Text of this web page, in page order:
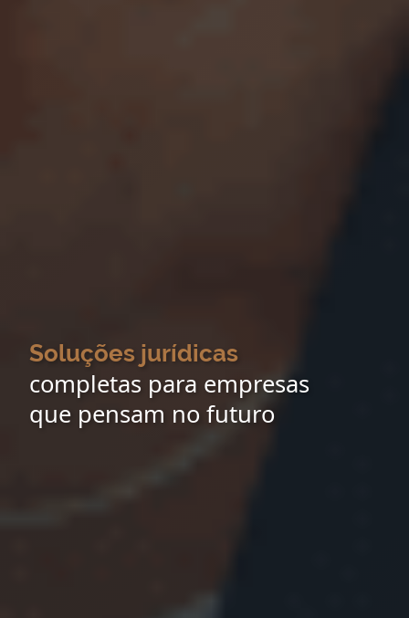
Soluções jurídicas
completas para empresas
que pensam no futuro